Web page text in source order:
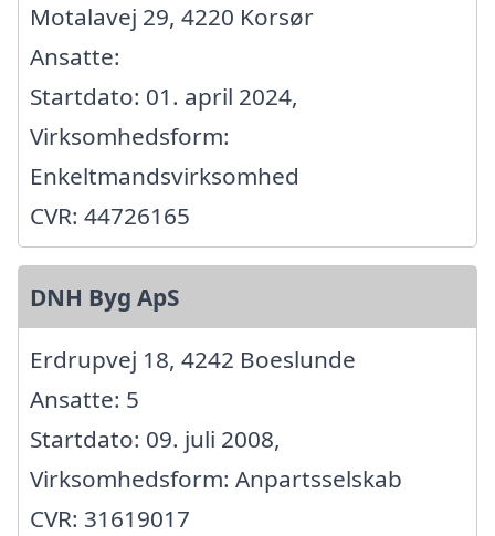
Motalavej 29, 4220 Korsør
Ansatte:
Startdato: 01. april 2024,
Virksomhedsform:
Enkeltmandsvirksomhed
CVR: 44726165
DNH Byg ApS
Erdrupvej 18, 4242 Boeslunde
Ansatte: 5
Startdato: 09. juli 2008,
Virksomhedsform: Anpartsselskab
CVR: 31619017